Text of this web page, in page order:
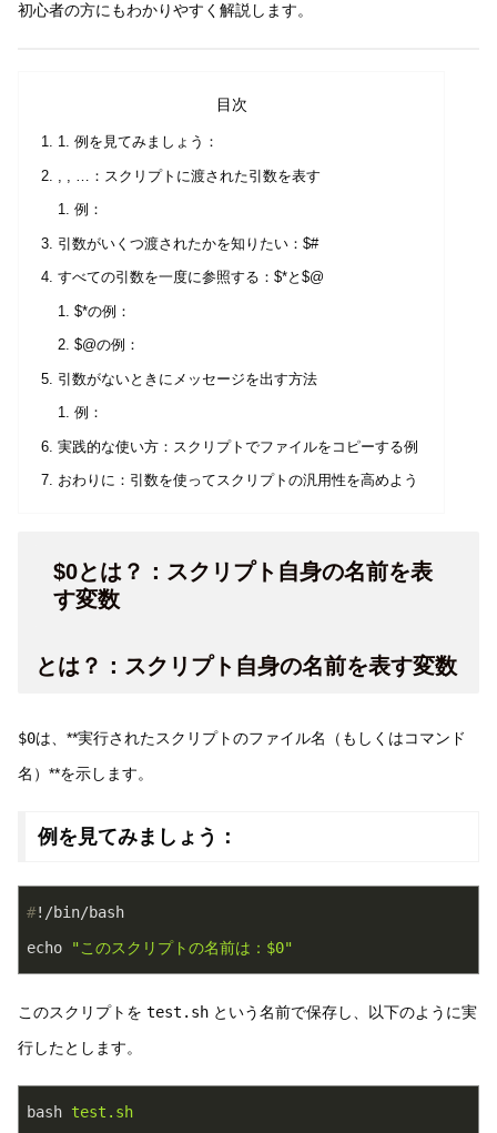
初心者の方にもわかりやすく解説します。
目次
例を見てみましょう：
, , …：スクリプトに渡された引数を表す
例：
引数がいくつ渡されたかを知りたい：$#
すべての引数を一度に参照する：$*と$@
$*の例：
$@の例：
引数がないときにメッセージを出す方法
例：
実践的な使い方：スクリプトでファイルをコピーする例
おわりに：引数を使ってスクリプトの汎用性を高めよう
$0とは？：スクリプト自身の名前を表
す変数
とは？：スクリプト自身の名前を表す変数
$0は、**実行されたスクリプトのファイル名（もしくはコマンド
名）**を示します。
例を見てみましょう：
#!/bin/bash
echo
"このスクリプトの名前は： $0"
このスクリプトを test.sh という名前で保存し、以下のように実
行したとします。
bash test.sh